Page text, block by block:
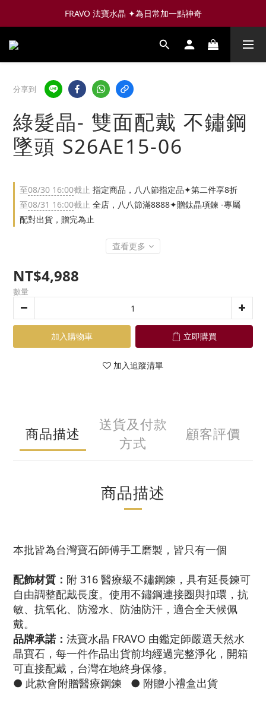
FRAVO 法寶水晶 ✦為日常加一點神奇
分享到
綠髮晶- 雙面配戴 不鏽鋼
墜頭 S26AE15-06
至08/30 16:00截止 指定商品，八八節指定品✦第二件享8折
至08/31 16:00截止 全店，八八節滿8888✦贈鈦晶項鍊 -專屬
配對出貨，贈完為止
查看更多
NT$4,988
數量
加入購物車 立即購買
加入追蹤清單
商品描述
送貨及付款
方式
顧客評價
商品描述
本批皆為台灣寶石師傅手工磨製，皆只有一個
配飾材質： 附 316 醫療級不鏽鋼鍊，具有延長鍊可
自由調整配戴長度。使用不鏽鋼連接圈與扣環，抗
敏、抗氧化、防潑水、防油防汗，適合全天候佩
戴。
品牌承諾： 法寶水晶 FRAVO 由鑑定師嚴選天然水
晶寶石，每一件作品出貨前均經過完整淨化，開箱
可直接配戴，台灣在地終身保修。
● 此款會附贈醫療鋼鍊 ● 附贈小禮盒出貨